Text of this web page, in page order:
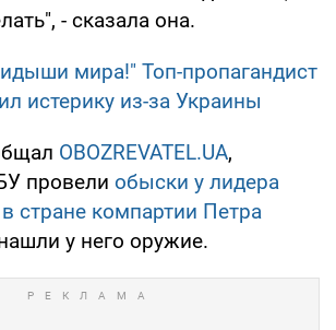
- сказала она.
мира!" Топ-пропагандист
истерику из-за Украины
OBOZREVATEL.UA,
провели обыски у лидера
стране компартии Петра
у него оружие.